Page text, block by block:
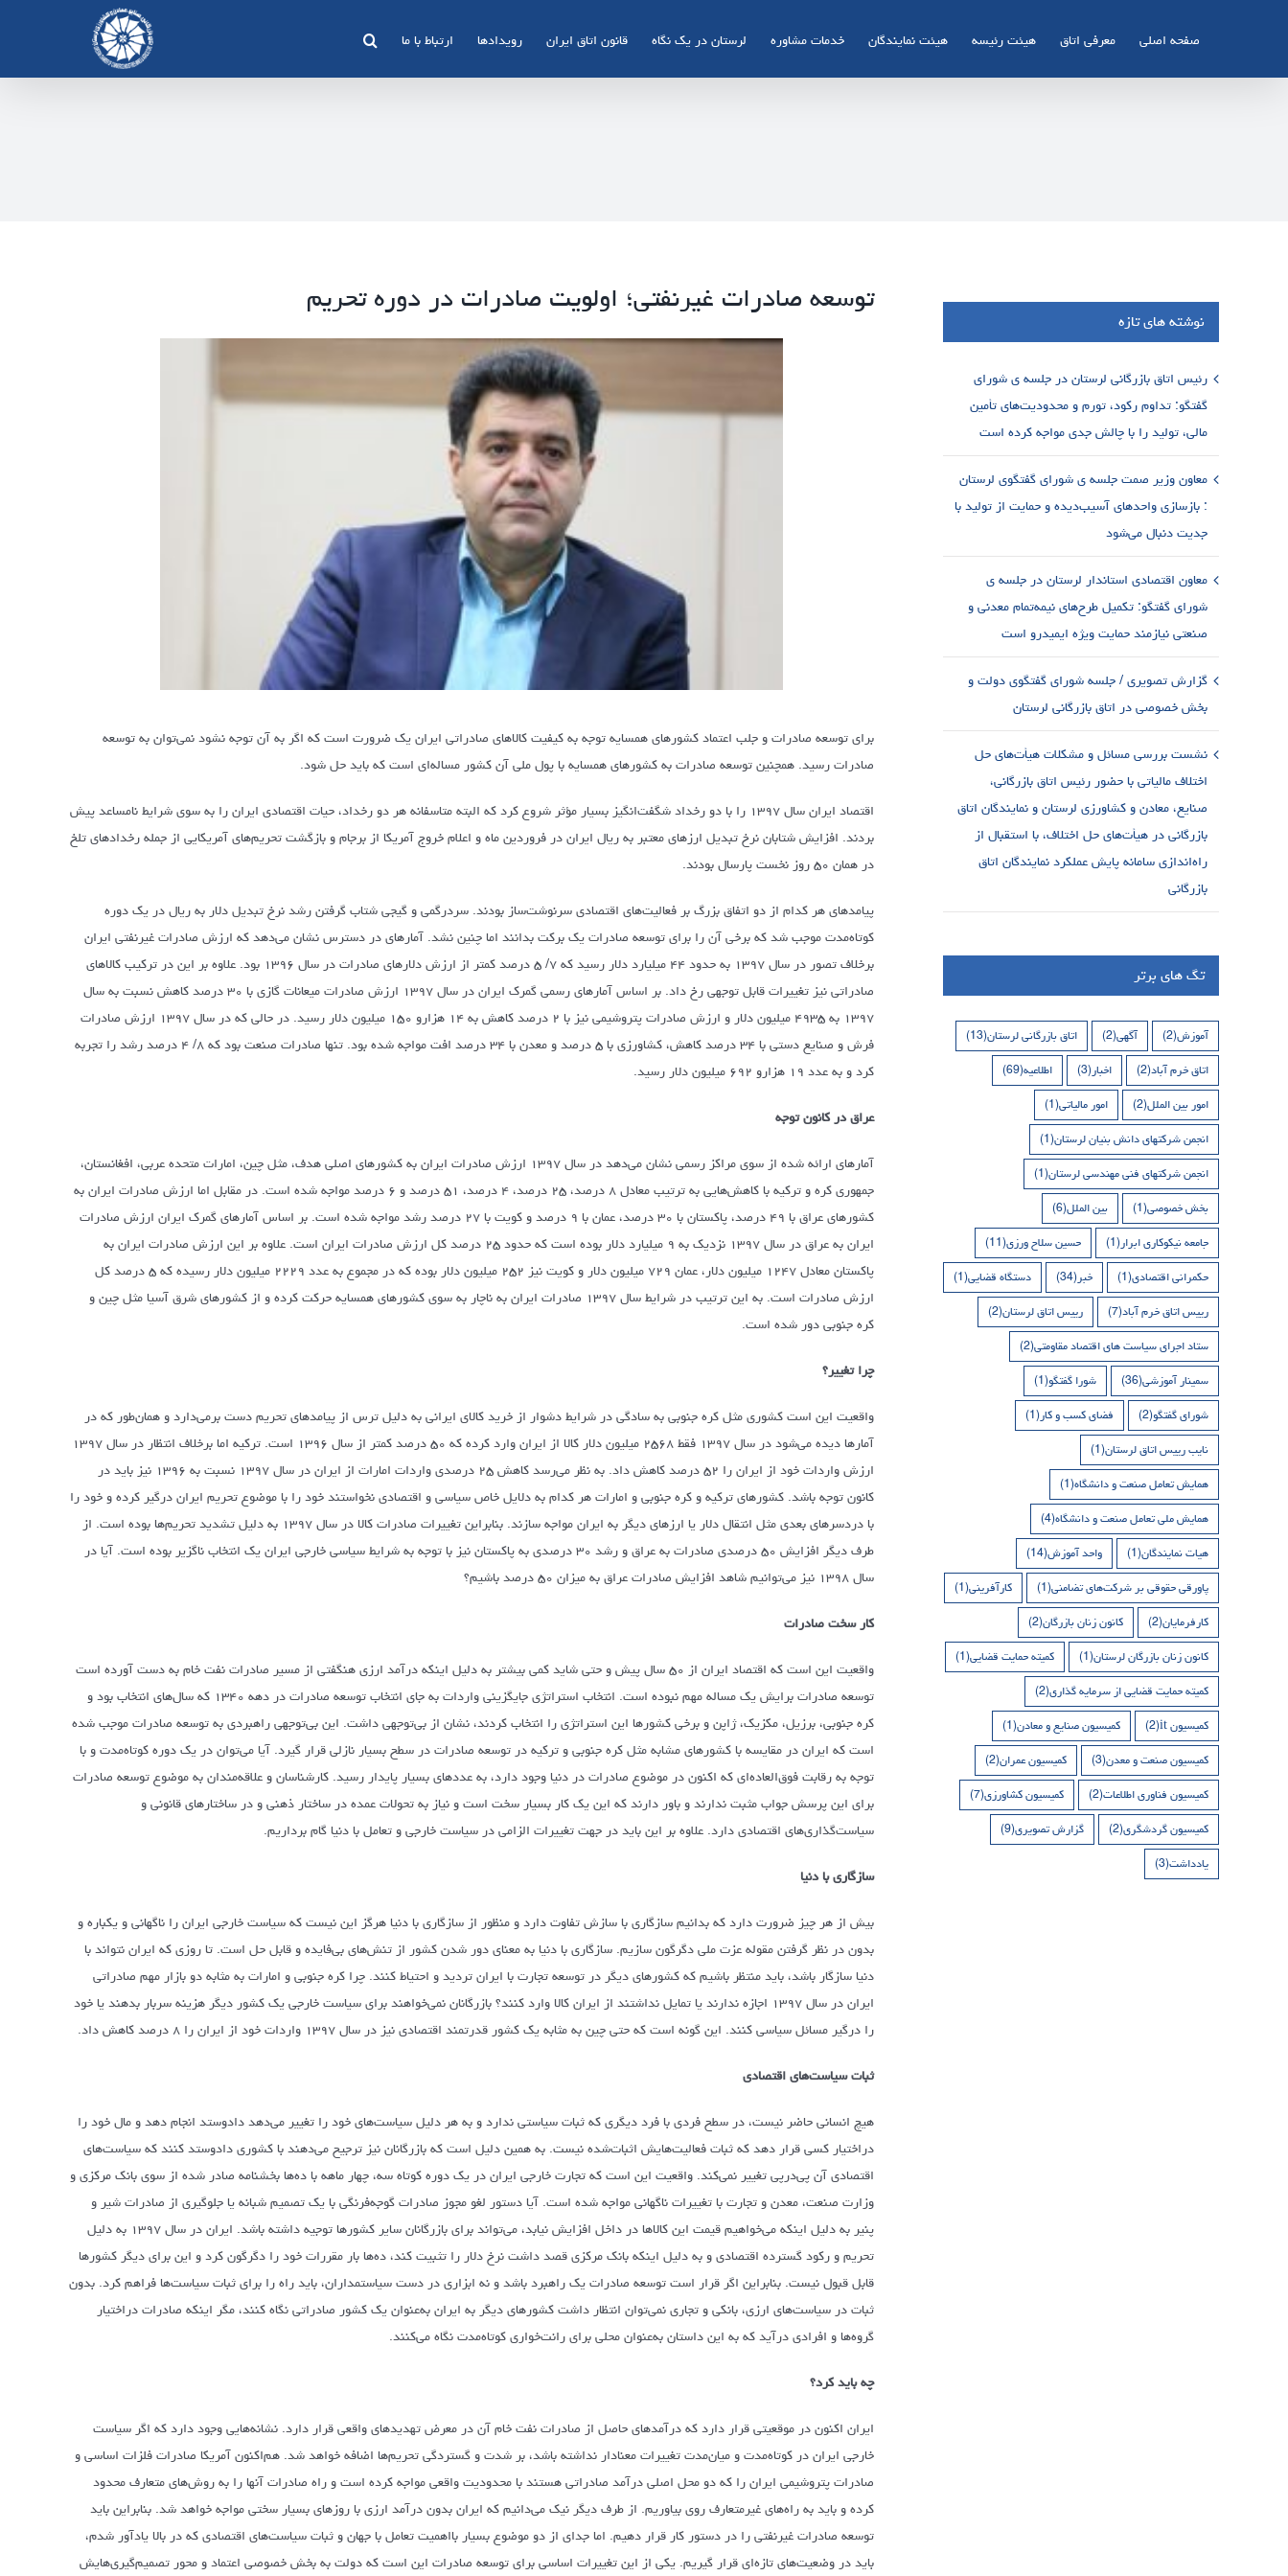
صفحه اصلی معرفی اتاق هیئت رئیسه هیئت نمایندگان خدمات مشاوره لرستان در یک نگاه قانون اتاق ایران رویدادها ارتباط با ما
توسعه صادرات غیرنفتی؛ اولویت صادرات در دوره تحریم
برای توسعه صادرات و جلب اعتماد کشورهای همسایه توجه به کیفیت کالاهای صادراتی ایران یک ضرورت است که اگر به آن توجه نشود نمی‌توان به توسعه
صادرات رسید. همچنین توسعه صادرات به کشورهای همسایه با پول ملی آن کشور مساله‌ای است که باید حل شود.
اقتصاد ایران سال ۱۳۹۷ را با دو رخداد شگفت‌انگیز بسیار مؤثر شروع کرد که البته متاسفانه هر دو رخداد، حیات اقتصادی ایران را به سوی شرایط نامساعد پیش
بردند. افزایش شتابان نرخ تبدیل ارزهای معتبر به ریال ایران در فروردین ماه و اعلام خروج آمریکا از برجام و بازگشت تحریم‌های آمریکایی از جمله رخدادهای تلخ
در همان ۵۰ روز نخست پارسال بودند.
پیامدهای هر کدام از دو اتفاق بزرگ بر فعالیت‌های اقتصادی سرنوشت‌ساز بودند. سردرگمی و گیجی شتاب گرفتن رشد نرخ تبدیل دلار به ریال در یک دوره
کوتاه‌مدت موجب شد که برخی آن را برای توسعه صادرات یک برکت بدانند اما چنین نشد. آمارهای در دسترس نشان می‌دهد که ارزش صادرات غیرنفتی ایران
برخلاف تصور در سال ۱۳۹۷ به حدود ۴۴ میلیارد دلار رسید که ۷/ ۵ درصد کمتر از ارزش دلارهای صادرات در سال ۱۳۹۶ بود. علاوه بر این در ترکیب کالاهای
صادراتی نیز تغییرات قابل توجهی رخ داد. بر اساس آمارهای رسمی گمرک ایران در سال ۱۳۹۷ ارزش صادرات میعانات گازی با ۳۰ درصد کاهش نسبت به سال
۱۳۹۷ به ۴۹۳۵ میلیون دلار و ارزش صادرات پتروشیمی نیز با ۲ درصد کاهش به ۱۴ هزارو ۱۵۰ میلیون دلار رسید. در حالی که در سال ۱۳۹۷ ارزش صادرات
فرش و صنایع دستی با ۳۴ درصد کاهش، کشاورزی با ۵ درصد و معدن با ۳۴ درصد افت مواجه شده بود. تنها صادرات صنعت بود که ۸/ ۴ درصد رشد را تجربه
کرد و به عدد ۱۹ هزارو ۶۹۲ میلیون دلار رسید.
عراق در کانون توجه
آمارهای ارائه شده از سوی مراکز رسمی نشان می‌دهد در سال ۱۳۹۷ ارزش صادرات ایران به کشورهای اصلی هدف، مثل چین، امارات متحده عربی، افغانستان،
جمهوری کره و ترکیه با کاهش‌هایی به ترتیب معادل ۸ درصد، ۲۵ درصد، ۴ درصد، ۵۱ درصد و ۶ درصد مواجه شده است. در مقابل اما ارزش صادرات ایران به
کشورهای عراق با ۴۹ درصد، پاکستان با ۳۰ درصد، عمان با ۹ درصد و کویت با ۲۷ درصد رشد مواجه شده است. بر اساس آمارهای گمرک ایران ارزش صادرات
ایران به عراق در سال ۱۳۹۷ نزدیک به ۹ میلیارد دلار بوده است که حدود ۲۵ درصد کل ارزش صادرات ایران است. علاوه بر این ارزش صادرات ایران به
پاکستان معادل ۱۲۴۷ میلیون دلار، عمان ۷۲۹ میلیون دلار و کویت نیز ۲۵۲ میلیون دلار بوده که در مجموع به عدد ۲۲۲۹ میلیون دلار رسیده که ۵ درصد کل
ارزش صادرات است. به این ترتیب در شرایط سال ۱۳۹۷ صادرات ایران به ناچار به سوی کشورهای همسایه حرکت کرده و از کشورهای شرق آسیا مثل چین و
کره جنوبی دور شده است.
چرا تغییر؟
واقعیت این است کشوری مثل کره جنوبی به سادگی در شرایط دشوار از خرید کالای ایرانی به دلیل ترس از پیامدهای تحریم دست برمی‌دارد و همان‌طور که در
آمارها دیده می‌شود در سال ۱۳۹۷ فقط ۲۵۶۸ میلیون دلار کالا از ایران وارد کرده که ۵۰ درصد کمتر از سال ۱۳۹۶ است. ترکیه اما برخلاف انتظار در سال ۱۳۹۷
ارزش واردات خود از ایران را ۵۲ درصد کاهش داد. به نظر می‌رسد کاهش ۲۵ درصدی واردات امارات از ایران در سال ۱۳۹۷ نسبت به ۱۳۹۶ نیز باید در
کانون توجه باشد. کشورهای ترکیه و کره جنوبی و امارات هر کدام به دلایل خاص سیاسی و اقتصادی نخواستند خود را با موضوع تحریم ایران درگیر کرده و خود را
با دردسرهای بعدی مثل انتقال دلار یا ارزهای دیگر به ایران مواجه سازند. بنابراین تغییرات صادرات کالا در سال ۱۳۹۷ به دلیل تشدید تحریم‌ها بوده است. از
طرف دیگر افزایش ۵۰ درصدی صادرات به عراق و رشد ۳۰ درصدی به پاکستان نیز با توجه به شرایط سیاسی خارجی ایران یک انتخاب ناگزیر بوده است. آیا در
سال ۱۳۹۸ نیز می‌توانیم شاهد افزایش صادرات عراق به میزان ۵۰ درصد باشیم؟
کار سخت صادرات
واقعیت این است که اقتصاد ایران از ۵۰ سال پیش و حتی شاید کمی بیشتر به دلیل اینکه درآمد ارزی هنگفتی از مسیر صادرات نفت خام به دست آورده است
توسعه صادرات برایش یک مساله مهم نبوده است. انتخاب استراتژی جایگزینی واردات به جای انتخاب توسعه صادرات در دهه ۱۳۴۰ که سال‌های انتخاب بود و
کره جنوبی، برزیل، مکزیک، ژاپن و برخی کشورها این استراتژی را انتخاب کردند، نشان از بی‌توجهی داشت. این بی‌توجهی راهبردی به توسعه صادرات موجب شده
است که ایران در مقایسه با کشورهای مشابه مثل کره جنوبی و ترکیه در توسعه صادرات در سطح بسیار نازلی قرار گیرد. آیا می‌توان در یک دوره کوتاه‌مدت و با
توجه به رقابت فوق‌العاده‌ای که اکنون در موضوع صادرات در دنیا وجود دارد، به عددهای بسیار پایدار رسید. کارشناسان و علاقه‌مندان به موضوع توسعه صادرات
برای این پرسش جواب مثبت ندارند و باور دارند که این یک کار بسیار سخت است و نیاز به تحولات عمده در ساختار ذهنی و در ساختارهای قانونی و
سیاست‌گذاری‌های اقتصادی دارد. علاوه بر این باید در جهت تغییرات الزامی در سیاست خارجی و تعامل با دنیا گام برداریم.
سازگاری با دنیا
بیش از هر چیز ضرورت دارد که بدانیم سازگاری با سازش تفاوت دارد و منظور از سازگاری با دنیا هرگز این نیست که سیاست خارجی ایران را ناگهانی و یکباره و
بدون در نظر گرفتن مقوله عزت ملی دگرگون سازیم. سازگاری با دنیا به معنای دور شدن کشور از تنش‌های بی‌فایده و قابل حل است. تا روزی که ایران نتواند با
دنیا سازگار باشد، باید منتظر باشیم که کشورهای دیگر در توسعه تجارت با ایران تردید و احتیاط کنند. چرا کره جنوبی و امارات به مثابه دو بازار مهم صادراتی
ایران در سال ۱۳۹۷ اجازه ندارند یا تمایل نداشتند از ایران کالا وارد کنند؟ بازرگانان نمی‌خواهند برای سیاست خارجی یک کشور دیگر هزینه سربار بدهند یا خود
را درگیر مسائل سیاسی کنند. این گونه است که حتی چین به مثابه یک کشور قدرتمند اقتصادی نیز در سال ۱۳۹۷ واردات خود از ایران را ۸ درصد کاهش داد.
ثبات سیاست‌های اقتصادی
هیچ انسانی حاضر نیست، در سطح فردی با فرد دیگری که ثبات سیاستی ندارد و به هر دلیل سیاست‌های خود را تغییر می‌دهد دادوستد انجام دهد و مال خود را
دراختیار کسی قرار دهد که ثبات فعالیت‌هایش اثبات‌شده نیست. به همین دلیل است که بازرگانان نیز ترجیح می‌دهند با کشوری دادوستد کنند که سیاست‌های
اقتصادی آن پی‌درپی تغییر نمی‌کند. واقعیت این است که تجارت خارجی ایران در یک دوره کوتاه سه، چهار ماهه با ده‌ها بخشنامه صادر شده از سوی بانک مرکزی و
وزارت صنعت، معدن و تجارت با تغییرات ناگهانی مواجه شده است. آیا دستور لغو مجوز صادرات گوجه‌فرنگی با یک تصمیم شبانه یا جلوگیری از صادرات شیر و
پنیر به دلیل اینکه می‌خواهیم قیمت این کالاها در داخل افزایش نیابد، می‌تواند برای بازرگانان سایر کشورها توجیه داشته باشد. ایران در سال ۱۳۹۷ به دلیل
تحریم و رکود گسترده اقتصادی و به دلیل اینکه بانک مرکزی قصد داشت نرخ دلار را تثبیت کند، ده‌ها بار مقررات خود را دگرگون کرد و این برای دیگر کشورها
قابل قبول نیست. بنابراین اگر قرار است توسعه صادرات یک راهبرد باشد و نه ابزاری در دست سیاستمداران، باید راه را برای ثبات سیاست‌ها فراهم کرد. بدون
ثبات در سیاست‌های ارزی، بانکی و تجاری نمی‌توان انتظار داشت کشورهای دیگر به ایران به‌عنوان یک کشور صادراتی نگاه کنند، مگر اینکه صادرات دراختیار
گروه‌ها و افرادی درآید که به این داستان به‌عنوان محلی برای رانت‌خواری کوتاه‌مدت نگاه می‌کنند.
چه باید کرد؟
ایران اکنون در موقعیتی قرار دارد که درآمدهای حاصل از صادرات نفت خام آن در معرض تهدیدهای واقعی قرار دارد. نشانه‌هایی وجود دارد که اگر سیاست
خارجی ایران در کوتاه‌مدت و میان‌مدت تغییرات معنادار نداشته باشد، بر شدت و گستردگی تحریم‌ها اضافه خواهد شد. هم‌اکنون آمریکا صادرات فلزات اساسی و
صادرات پتروشیمی ایران را که دو محل اصلی درآمد صادراتی هستند با محدودیت واقعی مواجه کرده است و راه صادرات آنها را به روش‌های متعارف محدود
کرده و باید به راه‌های غیرمتعارف روی بیاوریم. از طرف دیگر نیک می‌دانیم که ایران بدون درآمد ارزی با روزهای بسیار سختی مواجه خواهد شد. بنابراین باید
توسعه صادرات غیرنفتی را در دستور کار قرار دهیم. اما جدای از دو موضوع بسیار بااهمیت تعامل با جهان و ثبات سیاست‌های اقتصادی که در بالا یادآور شدم،
باید در وضعیت‌های تازه‌ای قرار گیریم. یکی از این تغییرات اساسی برای توسعه صادرات این است که دولت به بخش خصوصی اعتماد و محور تصمیم‌گیری‌هایش
نوشته های تازه
رئیس اتاق بازرگانی لرستان در جلسه ی شورای
گفتگو: تداوم رکود، تورم و محدودیت‌های تأمین
مالی، تولید را با چالش جدی مواجه کرده است
معاون وزیر صمت جلسه ی شورای گفتگوی لرستان
: بازسازی واحدهای آسیب‌دیده و حمایت از تولید با
جدیت دنبال می‌شود
معاون اقتصادی استاندار لرستان در جلسه ی
شورای گفتگو: تکمیل طرح‌های نیمه‌تمام معدنی و
صنعتی نیازمند حمایت ویژه ایمیدرو است
گزارش تصویری / جلسه شورای گفتگوی دولت و
بخش خصوصی در اتاق بازرگانی لرستان
نشست بررسی مسائل و مشکلات هیأت‌های حل
اختلاف مالیاتی با حضور رئیس اتاق بازرگانی،
صنایع، معادن و کشاورزی لرستان و نمایندگان اتاق
بازرگانی در هیأت‌های حل اختلاف، با استقبال از
راه‌اندازی سامانه پایش عملکرد نمایندگان اتاق
بازرگانی
تگ های برتر
آموزش(2) آگهی(2) اتاق بازرگانی لرستان(13)
اتاق خرم آباد(2) اخبار(3) اطلاعیه(69)
امور بین الملل(2) امور مالیاتی(1)
انجمن شرکتهای دانش بنیان لرستان(1)
انجمن شرکتهای فنی مهندسی لرستان(1)
بخش خصوصی(1) بین الملل(6)
جامعه نیکوکاری ابرار(1) حسین سلاح ورزی(11)
حکمرانی اقتصادی(1) خبر(34) دستگاه قضایی(1)
رییس اتاق خرم آباد(7) رییس اتاق لرستان(2)
ستاد اجرای سیاست های اقتصاد مقاومتی(2)
سمینار آموزشی(36) شورا گفتگو(1)
شورای گفتگو(2) فضای کسب و کار(1)
نایب رییس اتاق لرستان(1)
همایش تعامل صنعت و دانشگاه(1)
همایش ملی تعامل صنعت و دانشگاه(4)
هیات نمایندگان(1) واحد آموزش(14)
پاورقی حقوقی بر شرکت‌های تضامنی(1) کارآفرینی(1)
کارفرمایان(2) کانون زنان بازرگان(2)
کانون زنان بازرگان لرستان(1) کمیته حمایت قضایی(1)
کمیته حمایت قضایی از سرمایه گذاری(2)
کمیسیون it (2) کمیسیون صنایع و معادن(1)
کمیسیون صنعت و معدن(3) کمیسیون عمران(2)
کمیسیون فناوری اطلاعات(2) کمیسیون کشاورزی(7)
کمیسیون گردشگری(2) گزارش تصویری(9)
یادداشت(3)